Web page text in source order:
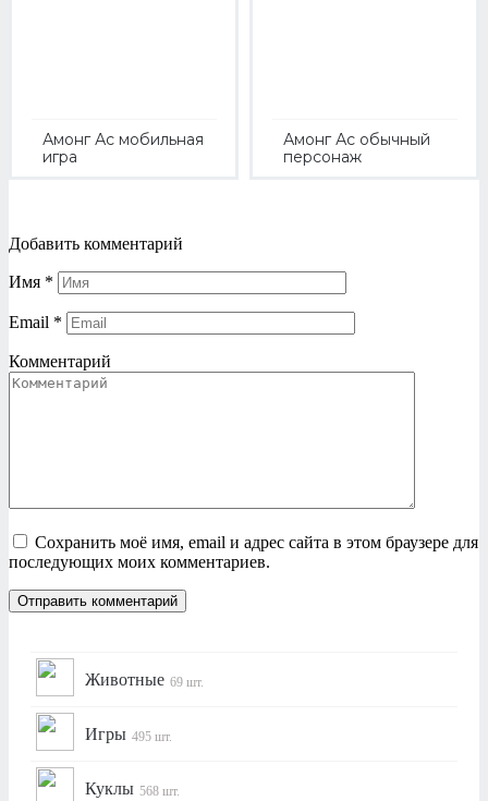
Амонг Ас мобильная
игра
Амонг Ас обычный
персонаж
Добавить комментарий
Имя *
Email *
Комментарий
Сохранить моё имя, email и адрес сайта в этом браузере для
последующих моих комментариев.
Животные 69 шт.
Игры 495 шт.
Куклы 568 шт.